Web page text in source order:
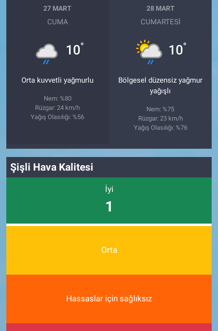
27 MART
CUMA
10°
Orta kuvvetli yağmurlu
Nem: %80
Rüzgar: 24 km/h
Yağış Olasılığı: %56
28 MART
CUMARTESI
10°
Bölgesel düzensiz yağmur
yağışlı
Nem: %75
Rüzgar: 23 km/h
Yağış Olasılığı: %76
Şişli Hava Kalitesi
İyi
1
Orta
Hassaslar için sağlıksız